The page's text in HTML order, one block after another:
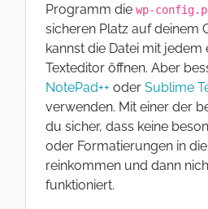
Programm die wp-
sicheren Platz auf deinem
kannst die Datei mit jedem
Texteditor öffnen. Aber
NotePad++ oder Sublime
verwenden. Mit einer der
du sicher, dass keine
oder Formatierungen in
reinkommen und dann
funktioniert.